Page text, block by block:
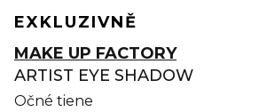
EXKLUZIVNĚ
MAKE UP FACTORY
ARTIST EYE SHADOW
Očné tiene